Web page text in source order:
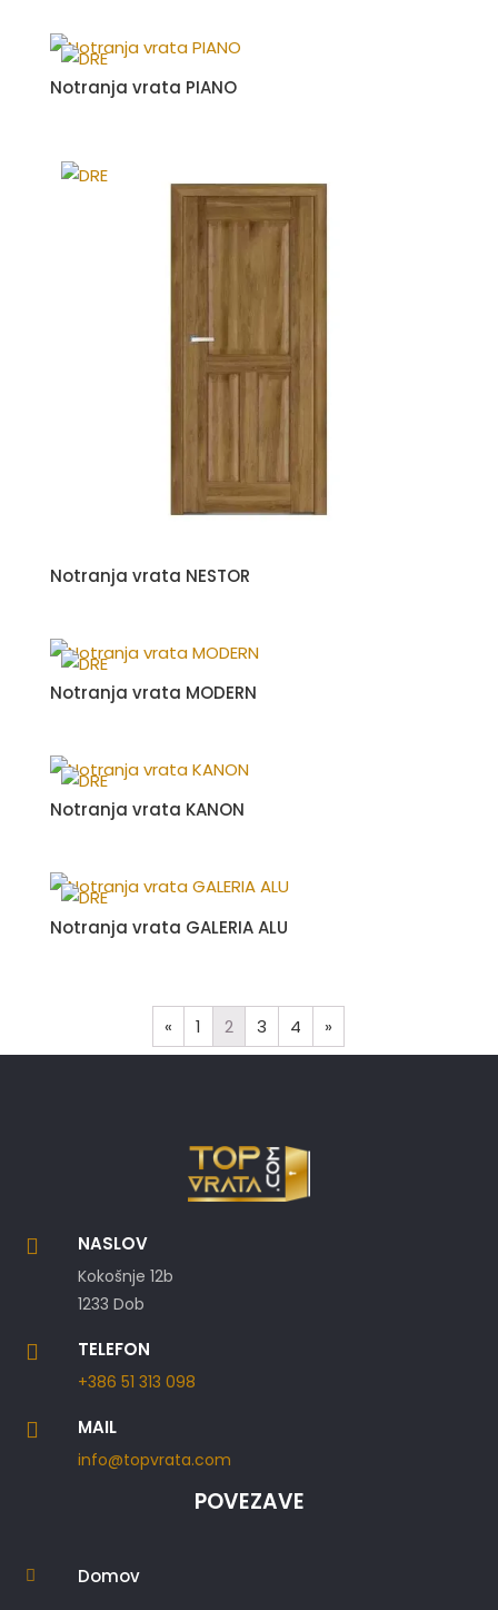
Notranja vrata PIANO
Notranja vrata NESTOR
Notranja vrata MODERN
Notranja vrata KANON
Notranja vrata GALERIA ALU
« 1 2 3 4 »
 NASLOV
Kokošnje 12b
1233 Dob
 TELEFON
+386 51 313 098
 MAIL
info@topvrata.com
POVEZAVE

Domov